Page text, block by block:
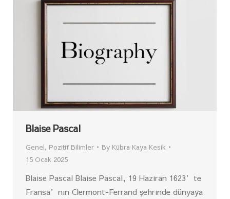
Blaise Pascal
Genel, Pozitif Bilimler By Kübra Kaya Kesik
15 Ocak 2025
Blaise Pascal Blaise Pascal, 19 Haziran 1623’te
Fransa’nın Clermont-Ferrand şehrinde dünyaya